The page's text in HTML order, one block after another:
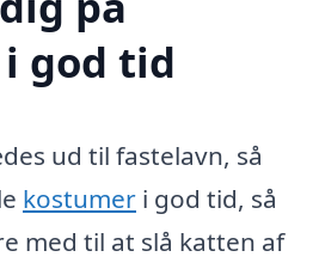
god tid
ud til fastelavn, så
kostumer i god tid, så
med til at slå katten af